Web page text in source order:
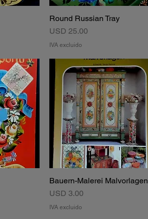
Vista rápida
Round Russian Tray
Precio
USD 25.00
IVA excluido
Vista rápida
Bauern-Malerei Malvorlagen
Precio
USD 3.00
IVA excluido